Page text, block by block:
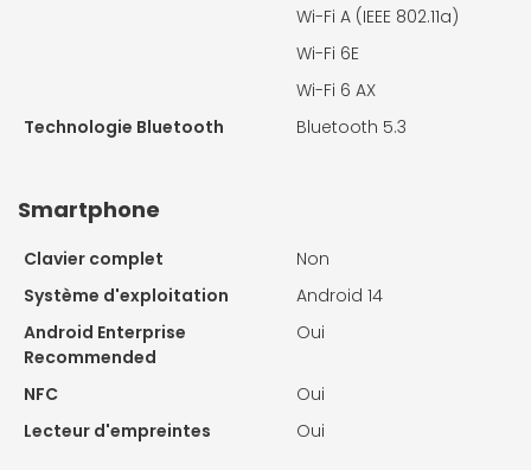
Wi-Fi A (IEEE 802.11a)
Wi-Fi 6E
Wi-Fi 6 AX
Technologie Bluetooth
Bluetooth 5.3
Smartphone
Clavier complet
Non
Système d'exploitation
Android 14
Android Enterprise
Recommended
Oui
NFC
Oui
Lecteur d'empreintes
Oui